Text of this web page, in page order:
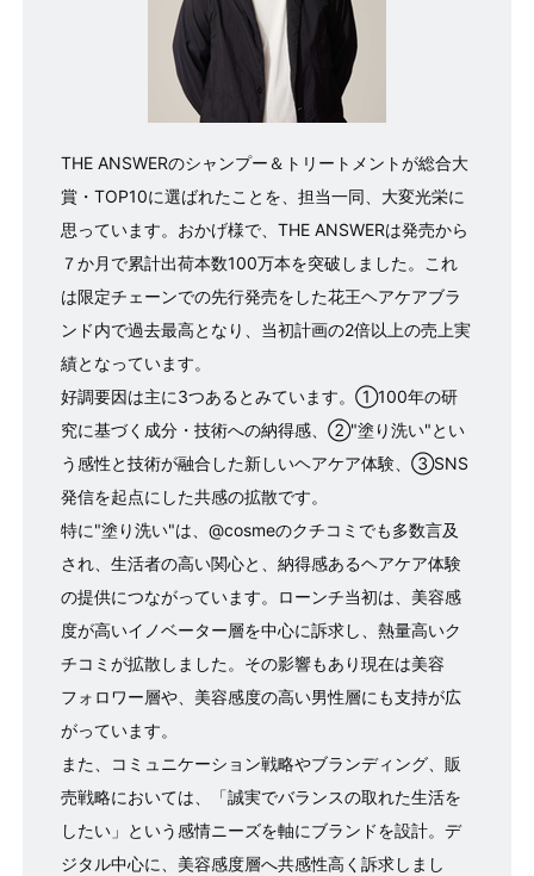
THE ANSWERのシャンプー＆トリートメントが総合大
賞・TOP10に選ばれたことを、担当一同、大変光栄に
思っています。おかげ様で、THE ANSWERは発売から
７か月で累計出荷本数100万本を突破しました。これ
は限定チェーンでの先行発売をした花王ヘアケアブラ
ンド内で過去最高となり、当初計画の2倍以上の売上実
績となっています。
好調要因は主に3つあるとみています。①100年の研
究に基づく成分・技術への納得感、②"塗り洗い"とい
う感性と技術が融合した新しいヘアケア体験、③SNS
発信を起点にした共感の拡散です。
特に"塗り洗い"は、@cosmeのクチコミでも多数言及
され、生活者の高い関心と、納得感あるヘアケア体験
の提供につながっています。ローンチ当初は、美容感
度が高いイノベーター層を中心に訴求し、熱量高いク
チコミが拡散しました。その影響もあり現在は美容
フォロワー層や、美容感度の高い男性層にも支持が広
がっています。
また、コミュニケーション戦略やブランディング、販
売戦略においては、「誠実でバランスの取れた生活を
したい」という感情ニーズを軸にブランドを設計。デ
ジタル中心に、美容感度層へ共感性高く訴求しまし